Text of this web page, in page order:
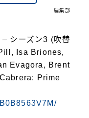
編集部
シーズン3 (吹替
Isa Briones,
Evagora, Brent
Prime